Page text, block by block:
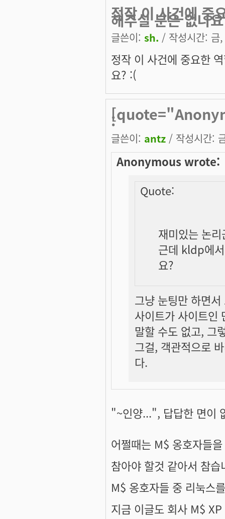
정작 이 사건에 중
해주실 분은 없나요
글쓴이: sh. / 작성시간:
정작 이 사건에 중요한
요? :(
:
글쓴이: antz / 작성시간:
Anonymous wrote:
Quote:
재미있는 논
근데 kldp에
요?
그냥 눈팅만 하면
사이트가 사이트인
말할 수도 없고, 그
그걸, 객관적으로
다.
"~인양...", 답답한 면이
어쩔때는 M$ 옹호자들
참아야 할것 같아서 참습
M$ 옹호자들 중 리눅스
지금 이글도 회사 M$